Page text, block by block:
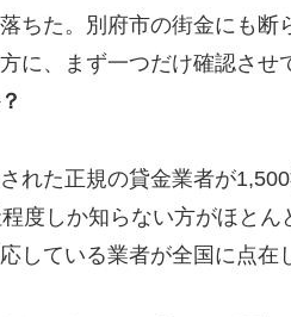
落ちた。別府市の街金にも
に、まず一つだけ確認させ
れた正規の貸金業者が
度しか知らない方がほと
している業者が全国に点在